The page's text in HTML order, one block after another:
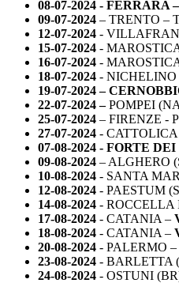
08-07-2024 - FERRARA
09-07-2024 – TRENTO –
12-07-2024 -
15-07-2024 -
16-07-2024 -
18-07-2024 - NICHELINO
19-07-2024–
22-07-2024 –POMPEI
25-07-2024 – FIRENZE -
27-07-2024 -
07-08-2024 - FORTE
09-08-2024 – ALGHERO
10-08-2024 - SANTA
12-08-2024 - PAESTUM
14-08-2024 - ROCCELLA
17-08-2024 - CATANIA –
18-08-2024 - CATANIA –
20-08-2024 - PALERMO –
23-08-2024 - BARLETTA
24-08-2024 - OSTUNI